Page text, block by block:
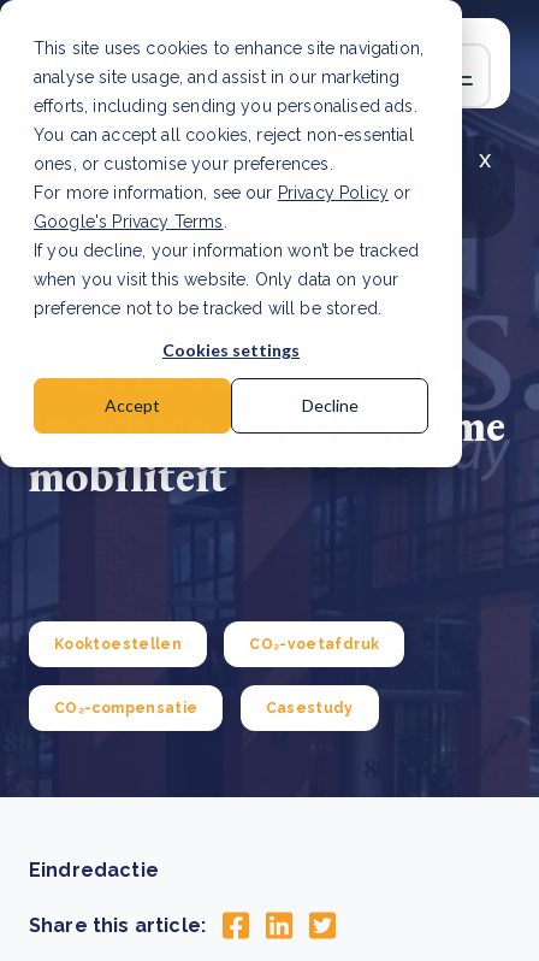
This site uses cookies to enhance site navigation,
analyse site usage, and assist in our marketing
efforts, including sending you personalised ads.
You can accept all cookies, reject non-essential
ones, or customise your preferences.
For more information, see our Privacy Policy or
Google's Privacy Terms
If you decline, your information won’t be tracked
when you visit this website. Only data on your
preference not to be tracked will be stored.
Cookies settings
Accept Decline
x
LAATSTE ARTIKEL
CSRD en uw positie als
leverancier: wat verandert er in 2026?Lees
artikel
Waysis: slimme steden
inrichten met duurzame
mobiliteit
Kooktoestellen CO₂-voetafdruk
CO₂-compensatie Casestudy
Eindredactie
Share this article: